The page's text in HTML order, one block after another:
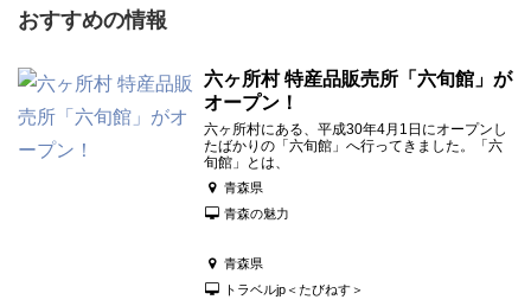
おすすめの情報
六ヶ所村 特産品販売所「六旬館」が
オープン！
六ヶ所村にある、平成30年4月1日にオープンし
たばかりの「六旬館」へ行ってきました。「六
旬館」とは、
青森県
青森の魅力
青森県
トラベルjp＜たびねす＞